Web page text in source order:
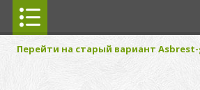
Перейти на старый вариант